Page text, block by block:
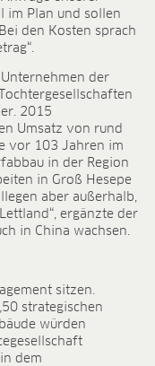
im Plan und sollen
den Kosten sprach
der
2015
Umsatz von rund
vor 103 Jahren im
in der Region
in Groß Hesepe
aber außerhalb,
ergänzte der
in China wachsen.
sitzen.
strategischen
würden
dem